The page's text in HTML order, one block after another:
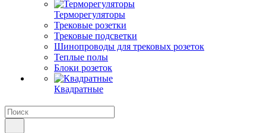
Терморегуляторы
Трековые розетки
Трековые подсветки
Шинопроводы для трековых розеток
Теплые полы
Блоки розеток
Квадратные